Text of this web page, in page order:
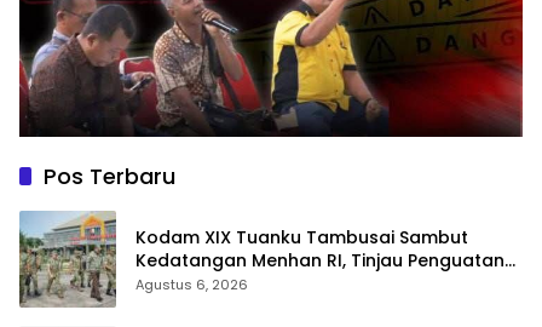
Pos Terbaru
Kodam XIX Tuanku Tambusai Sambut
Kedatangan Menhan RI, Tinjau Penguatan
Yonif TP di Bengkalis dan Kampar
Agustus 6, 2026